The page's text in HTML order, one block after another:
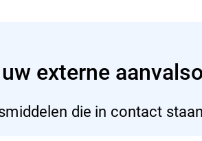
externe
die in contact